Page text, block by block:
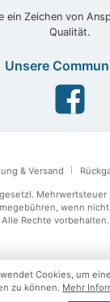
ein Zeichen von
Qualität.
Unsere
& Versand
Mehrwertsteuer
wenn
Rechte
Cookies, um
zu können. Mehr